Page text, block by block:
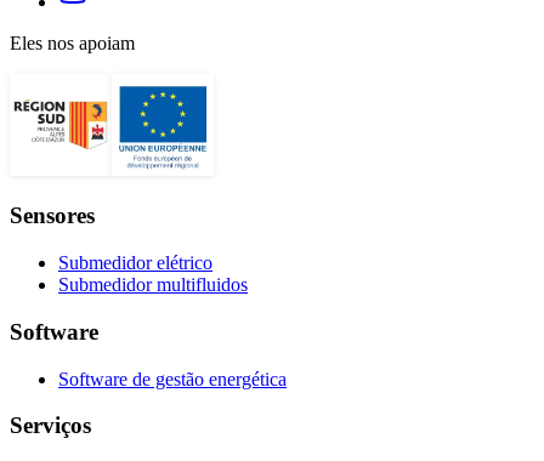
Eles nos apoiam
Sensores
Submedidor elétrico
Submedidor multifluidos
Software
Software de gestão energética
Serviços